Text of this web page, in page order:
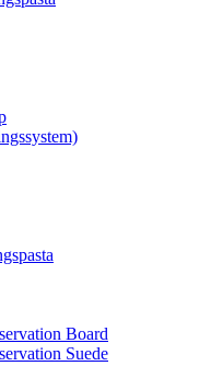
Board
Suede